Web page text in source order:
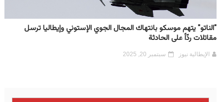
"الناتو" يتهم موسكو بانتهاك المجال الجوي الإستوني وإيطاليا ترسل
مقاتلات ردّاً على الحادثة
الإيطالية نيوز سبتمبر 20, 2025